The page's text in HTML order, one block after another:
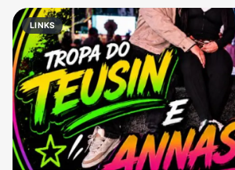
Moda e Beleza Música Namoro
Notícias Outros Política
Receitas Redes Sociais Religião
LINKS